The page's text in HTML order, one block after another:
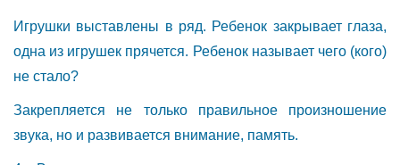
Игрушки выставлены в ряд. Ребенок закрывает глаза,
одна из игрушек прячется. Ребенок называет чего (кого)
не стало?
Закрепляется не только правильное произношение
звука, но и развивается внимание, память.